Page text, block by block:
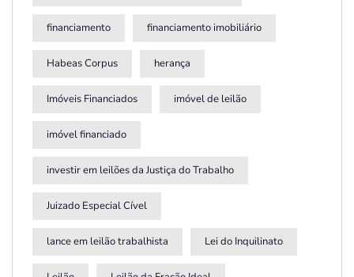
financiamento financiamento imobiliário
Habeas Corpus herança
Imóveis Financiados imóvel de leilão
imóvel financiado
investir em leilões da Justiça do Trabalho
Juizado Especial Cível
lance em leilão trabalhista Lei do Inquilinato